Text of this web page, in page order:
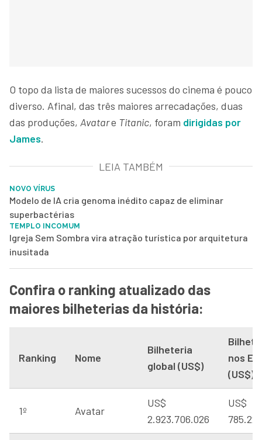
O topo da lista de maiores sucessos do cinema é pouco
diverso. Afinal, das três maiores arrecadações, duas
das produções, Avatare Titanic, foram dirigidas por
James.
LEIA TAMBÉM
NOVO VÍRUS
Modelo de IA cria genoma inédito capaz de eliminar
superbactérias
TEMPLO INCOMUM
Igreja Sem Sombra vira atração turística por arquitetura
inusitada
Confira o ranking atualizado das
maiores bilheterias da história:
Ranking Nome
Bilheteria
global (US$)
nos
(US$)
1º Avatar
US$
2.923.706.026
US$